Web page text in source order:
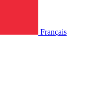
Français